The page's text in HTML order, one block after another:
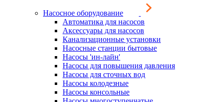
Насосное оборудование
Автоматика для насосов
Аксессуары для насосов
Канализационные установки
Насосные станции бытовые
Насосы 'ин-лайн'
Насосы для повышения давления
Насосы для сточных вод
Насосы колодезные
Насосы консольные